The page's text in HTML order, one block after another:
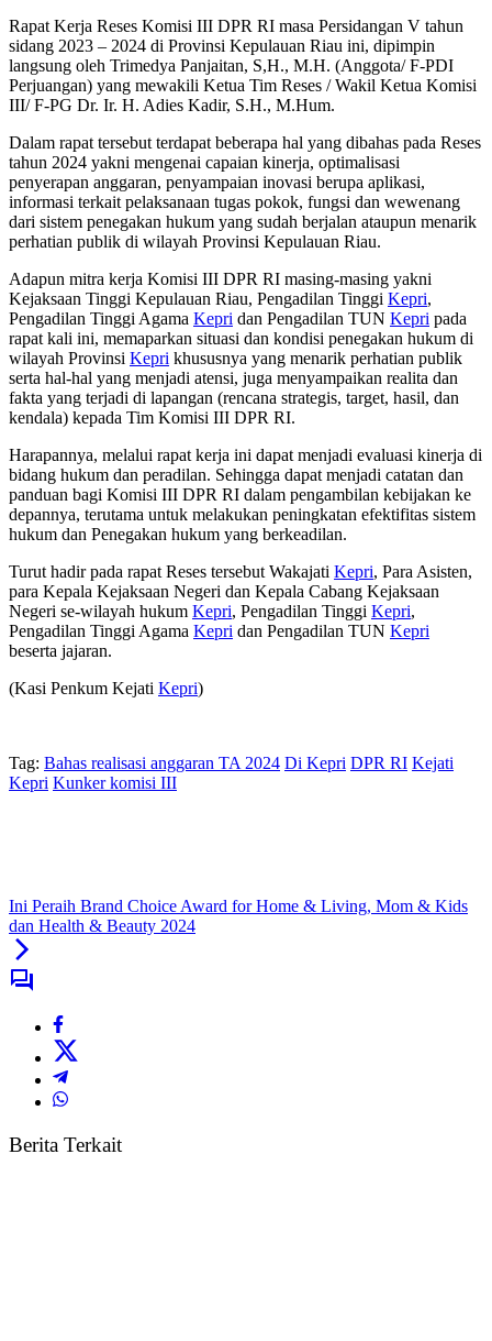
Rapat Kerja Reses Komisi III DPR RI masa Persidangan V tahun
sidang 2023 – 2024 di Provinsi Kepulauan Riau ini, dipimpin
langsung oleh Trimedya Panjaitan, S,H., M.H. (Anggota/ F-PDI
Perjuangan) yang mewakili Ketua Tim Reses / Wakil Ketua Komisi
III/ F-PG Dr. Ir. H. Adies Kadir, S.H., M.Hum.
Dalam rapat tersebut terdapat beberapa hal yang dibahas pada Reses
tahun 2024 yakni mengenai capaian kinerja, optimalisasi
penyerapan anggaran, penyampaian inovasi berupa aplikasi,
informasi terkait pelaksanaan tugas pokok, fungsi dan wewenang
dari sistem penegakan hukum yang sudah berjalan ataupun menarik
perhatian publik di wilayah Provinsi Kepulauan Riau.
Adapun mitra kerja Komisi III DPR RI masing-masing yakni
Kejaksaan Tinggi Kepulauan Riau, Pengadilan Tinggi Kepri,
Pengadilan Tinggi Agama Kepri dan Pengadilan TUN Kepri pada
rapat kali ini, memaparkan situasi dan kondisi penegakan hukum di
wilayah Provinsi Kepri khususnya yang menarik perhatian publik
serta hal-hal yang menjadi atensi, juga menyampaikan realita dan
fakta yang terjadi di lapangan (rencana strategis, target, hasil, dan
kendala) kepada Tim Komisi III DPR RI.
Harapannya, melalui rapat kerja ini dapat menjadi evaluasi kinerja di
bidang hukum dan peradilan. Sehingga dapat menjadi catatan dan
panduan bagi Komisi III DPR RI dalam pengambilan kebijakan ke
depannya, terutama untuk melakukan peningkatan efektifitas sistem
hukum dan Penegakan hukum yang berkeadilan.
Turut hadir pada rapat Reses tersebut Wakajati Kepri, Para Asisten,
para Kepala Kejaksaan Negeri dan Kepala Cabang Kejaksaan
Negeri se-wilayah hukum Kepri, Pengadilan Tinggi Kepri,
Pengadilan Tinggi Agama Kepri dan Pengadilan TUN Kepri
beserta jajaran.
(Kasi Penkum Kejati Kepri)
Tag: Bahas realisasi anggaran TA 2024 Di Kepri DPR RI Kejati
Kepri Kunker komisi III
Ini Peraih Brand Choice Award for Home & Living, Mom & Kids
dan Health & Beauty 2024
Berita Terkait